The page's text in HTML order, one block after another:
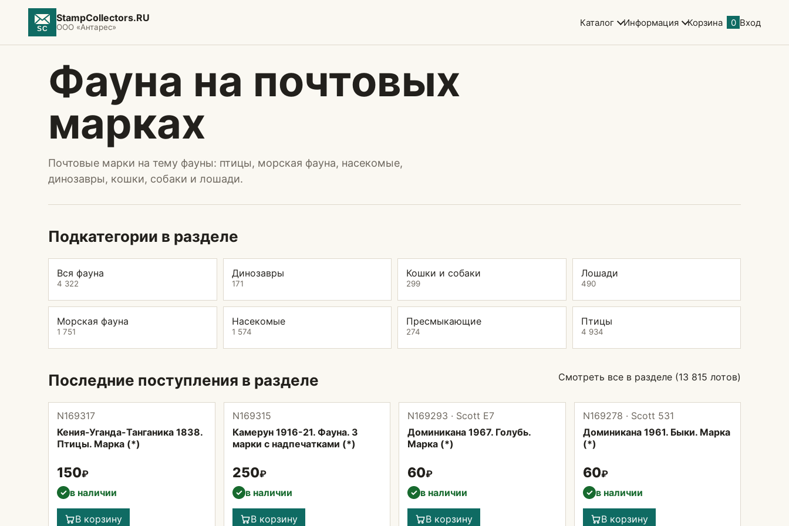
StampCollectors.RU
ООО «Антарес» Каталог Информация Корзина 0 Вход
Фауна на почтовых
марках
Почтовые марки на тему фауны: птицы, морская фауна, насекомые,
динозавры, кошки, собаки и лошади.
Подкатегории в разделе
Вся фауна
4 322
Динозавры
171
Кошки и собаки
299
Лошади
490
Морская фауна
1 751
Насекомые
1 574
Пресмыкающие
274
Птицы
4 934
Последние поступления в разделе Смотреть все в разделе (13 815 лотов)
N169317
Кения-Уганда-Танганика 1838.
Птицы. Марка (*)
150₽
✓ в наличии
В корзину
N169315
Камерун 1916-21. Фауна. 3
марки с надпечатками (*)
250₽
✓ в наличии
В корзину
N169293 · Scott Е7
Доминикана 1967. Голубь.
Марка (*)
60₽
✓ в наличии
В корзину
N169278 · Scott 531
Доминикана 1961. Быки. Марка
(*)
60₽
✓ в наличии
В корзину